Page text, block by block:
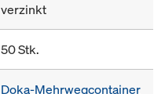
verzinkt
50 Stk.
Doka-Mehrwegcontainer